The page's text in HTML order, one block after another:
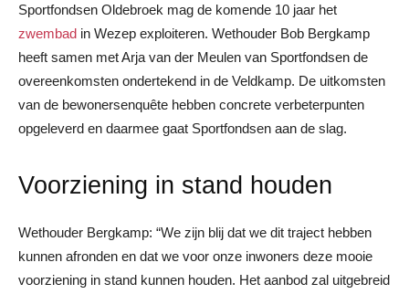
Sportfondsen Oldebroek mag de komende 10 jaar het
zwembad in Wezep exploiteren. Wethouder Bob Bergkamp
heeft samen met Arja van der Meulen van Sportfondsen de
overeenkomsten ondertekend in de Veldkamp. De uitkomsten
van de bewonersenquête hebben concrete verbeterpunten
opgeleverd en daarmee gaat Sportfondsen aan de slag.
Voorziening in stand houden
Wethouder Bergkamp: “We zijn blij dat we dit traject hebben
kunnen afronden en dat we voor onze inwoners deze mooie
voorziening in stand kunnen houden. Het aanbod zal uitgebreid